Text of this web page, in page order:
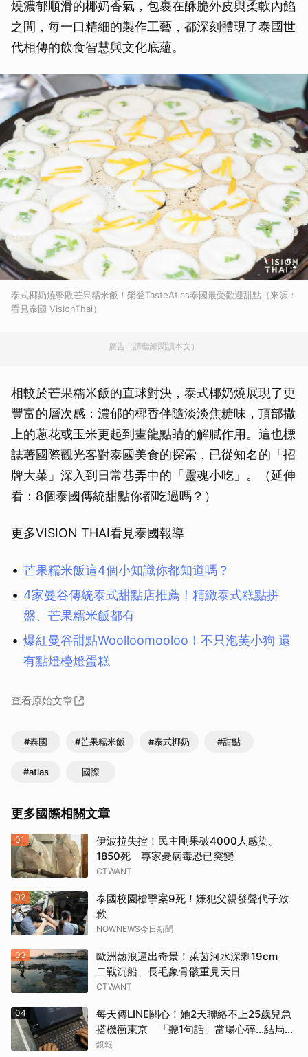
燒濃郁順滑的椰奶香氣，包裹在酥脆外皮與柔軟內餡
之間，每一口精細的製作工藝，都深刻體現了泰國世
代相傳的飲食智慧與文化底蘊。
泰式椰奶燒擊敗芒果糯米飯！榮登TasteAtlas泰國最受歡迎甜點（來源：
看見泰國 VisionThai）
廣告（請繼續閱讀本文）
相較於芒果糯米飯的直球對決，泰式椰奶燒展現了更
豐富的層次感：濃郁的椰香伴隨淡淡焦糖味，頂部撒
上的蔥花或玉米更起到畫龍點睛的解膩作用。這也標
誌著國際觀光客對泰國美食的探索，已從知名的「招
牌大菜」深入到日常巷弄中的「靈魂小吃」。（延伸
看：8個泰國傳統甜點你都吃過嗎？）
更多VISION THAI看見泰國報導
芒果糯米飯這4個小知識你都知道嗎？
4家曼谷傳統泰式甜點店推薦！精緻泰式糕點拼
盤、芒果糯米飯都有
爆紅曼谷甜點Woolloomooloo！不只泡芙小狗 還
有點燈檯燈蛋糕
查看原始文章
#泰國 #芒果糯米飯 #泰式椰奶 #甜點
#atlas 國際
更多國際相關文章
01
伊波拉失控！民主剛果破4000人感染、
1850死 專家憂病毒恐已突變
CTWANT
02
泰國校園槍擊案9死！嫌犯父親發聲代子致
歉
NOWNEWS今日新聞
03
歐洲熱浪逼出奇景！萊茵河水深剩19cm
二戰沉船、長毛象骨骸重見天日
CTWANT
04
每天傳LINE關心！她2天聯絡不上25歲兒急
搭機衝東京 「聽1句話」當場心碎...結局看
哭網
鏡報